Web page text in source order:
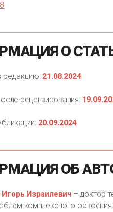
О
редакцию: 21.08.2024
рецензирования:
20.09.2024
ОБ
Израилевич – доктор
комплексного